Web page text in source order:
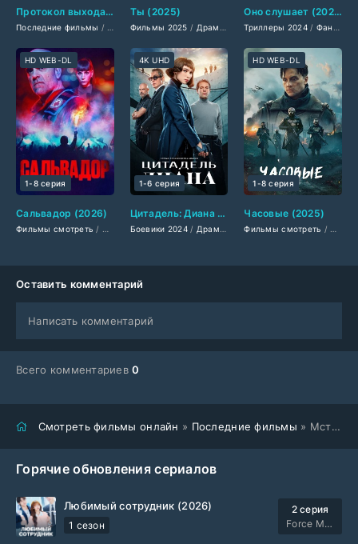
Протокол выхода (2025)
Последние фильмы / Американские фильмы/Фильмы смотреть/Новинки
Ты (2025)
Фильмы 2025 / Драмы 2025 /Фильмы-криминал
Оно слушает (2024)
Триллеры 2024/ Фантастические 2024
Сальвадор (2026)
Фильмы смотреть / Сериалы 2026/Драмы 2026 Фильмы 2026/
HD WEB-DL
1-8 серия
Цитадель: Диана (2024)
Боевики 2024 / Драмы 2024 /Триллеры 2024 /
4K UHD
1-6 серия
Часовые (2025)
Фильмы смотреть /
HD WEB-DL
1-8 серия
Оставить комментарий
Написать комментарий
Всего комментариев0
Смотреть фильмы онлайн » Последние фильмы » Мститель (2026)
Горячие обновления сериалов
Любимый сотрудник (2026)
1 сезон
2 серия
Force Media